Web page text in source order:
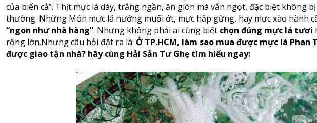
của biển cả”. Thịt mực lá dày, trắng ngần, ăn giòn mà vẫn ngọt, đặc biệt không
thường. Những Món mực lá nướng muối ớt, mực hấp gừng, hay mực xào hành
“ngon như nhà hàng”. Nhưng không phải ai cũng biết chọn đúng mực lá tươi
rộng lớn.Nhưng câu hỏi đặt ra là: Ở TP.HCM, làm sao mua được mực lá
được giao tận nhà? hãy cùng Hải Sản Tư Ghẹ tìm hiểu ngay: